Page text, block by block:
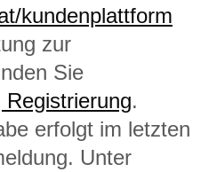
kundenplattform
zur
Sie
Registrierung.
erfolgt im letzten
Unter